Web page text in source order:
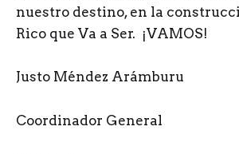
nuestro destino, en la
Rico que Va a Ser. ¡VAMOS!
Justo Méndez Arámburu
Coordinador General